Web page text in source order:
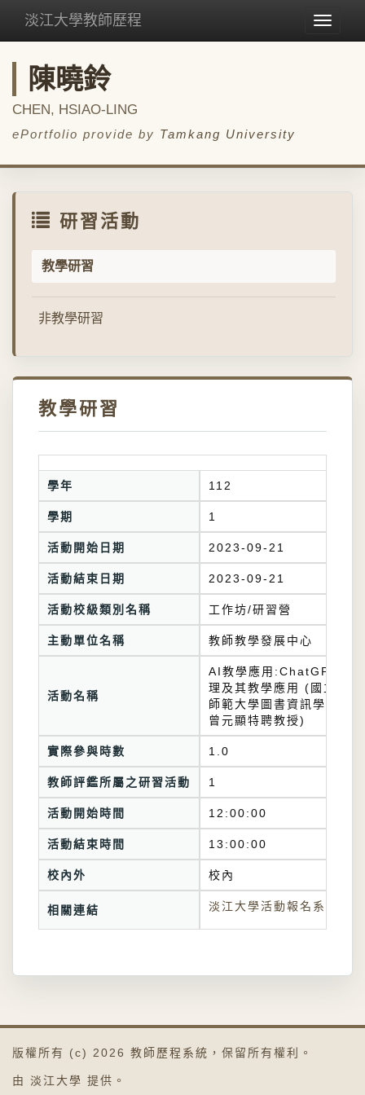
Toggle
淡江大學教師歷程
陳曉鈴
CHEN, HSIAO-LING
ePortfolio provide by Tamkang University
研習活動
教學研習
非教學研習
教學研習
學年 112
學期 1
活動開始日期 2023-09-21
活動結束日期 2023-09-21
活動校級類別名稱 工作坊/研習營
主動單位名稱 教師教學發展中心
活動名稱
AI教學應用:ChatGPT的原
理及其教學應用 (國立臺灣
師範大學圖書資訊學研究所
曾元顯特聘教授)
實際參與時數 1.0
教師評鑑所屬之研習活動 1
活動開始時間 12:00:00
活動結束時間 13:00:00
校內外 校內
相關連結 淡江大學活動報名系統連結
版權所有 (c) 2026 教師歷程系統 ，保留所有權利。
由 淡江大學 提供。